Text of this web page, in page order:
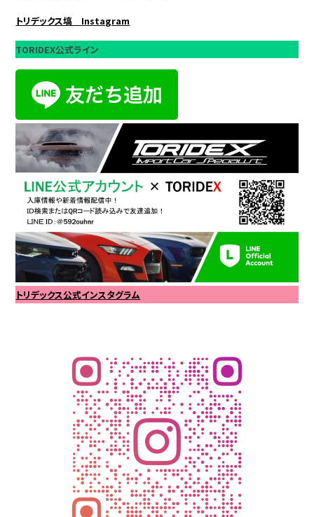
トリデックス塙 Instagram
TORIDEX公式ライン
トリデックス公式インスタグラム